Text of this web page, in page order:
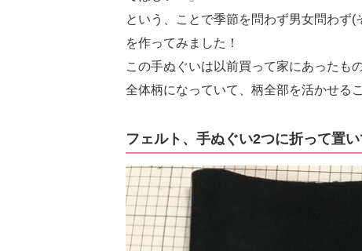
という、ことで季節を問わず男女問わず(
を作ってみました！
この手ぬぐいは以前買って家にあったも
全体柄になっていて、柄全部を活かせる
フェルト、手ぬぐい2つに折って置